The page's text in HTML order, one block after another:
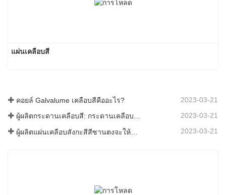
แผ่นเคลือบสี
คอยล์ Galvalume เคลือบสีคืออะไร? 2023-03-21
ผู้ผลิตกระดานเคลือบสี: กระดานเคลือบสีเกล็ดหิมะสำหรับเครื่องประดับรีดออกจากสายการผลิตอย่างถูกต้อง 2023-03-21
2023-03-21